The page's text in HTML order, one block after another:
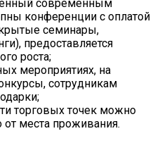
современным
конференции с оплатой
семинары,
предоставляется
роста;
мероприятиях, на
сотрудникам
торговых точек можно
от места проживания.